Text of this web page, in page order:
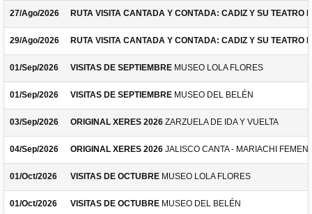
27/Ago/2026 RUTA VISITA CANTADA Y CONTADA: CADIZ Y SU TEATRO
29/Ago/2026 RUTA VISITA CANTADA Y CONTADA: CADIZ Y SU TEATRO
01/Sep/2026 VISITAS DE SEPTIEMBRE MUSEO LOLA FLORES
01/Sep/2026 VISITAS DE SEPTIEMBRE MUSEO DEL BELÉN
03/Sep/2026 ORIGINAL XERES 2026 ZARZUELA DE IDA Y VUELTA
04/Sep/2026 ORIGINAL XERES 2026 JALISCO CANTA - MARIACHI
01/Oct/2026 VISITAS DE OCTUBRE MUSEO LOLA FLORES
01/Oct/2026 VISITAS DE OCTUBRE MUSEO DEL BELÉN